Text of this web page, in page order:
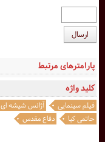
کلید واژه
فیلم سینمایی آژانس شیشه ای
حاتمی کیا
دفاع مقدس
پارامترهای مرتبط
ارسال